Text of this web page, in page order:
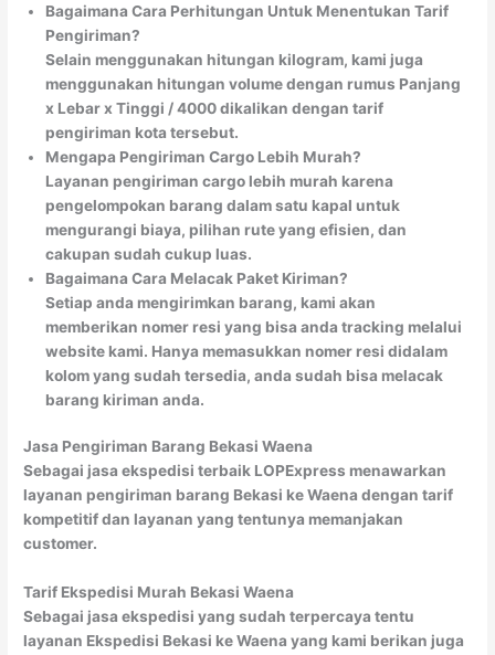
Bagaimana Cara Perhitungan Untuk Menentukan Tarif
Pengiriman?
Selain menggunakan hitungan kilogram, kami juga
menggunakan hitungan volume dengan rumus Panjang
x Lebar x Tinggi / 4000 dikalikan dengan tarif
pengiriman kota tersebut.
Mengapa Pengiriman Cargo Lebih Murah?
Layanan pengiriman cargo lebih murah karena
pengelompokan barang dalam satu kapal untuk
mengurangi biaya, pilihan rute yang efisien, dan
cakupan sudah cukup luas.
Bagaimana Cara Melacak Paket Kiriman?
Setiap anda mengirimkan barang, kami akan
memberikan nomer resi yang bisa anda tracking melalui
website kami. Hanya memasukkan nomer resi didalam
kolom yang sudah tersedia, anda sudah bisa melacak
barang kiriman anda.
Jasa Pengiriman Barang Bekasi Waena
Sebagai jasa ekspedisi terbaik LOPExpress menawarkan
layanan pengiriman barang Bekasi ke Waena dengan tarif
kompetitif dan layanan yang tentunya memanjakan
customer.
Tarif Ekspedisi Murah Bekasi Waena
Sebagai jasa ekspedisi yang sudah terpercaya tentu
layanan Ekspedisi Bekasi ke Waena yang kami berikan juga